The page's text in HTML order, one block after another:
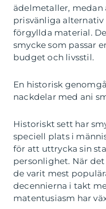
ädelmetaller, medan
prisvänliga
förgyllda material.
smycke som passar
budget och livsstil.
En historisk
nackdelar med ani
Historiskt sett har
speciell plats i
för att uttrycka sin
personlighet. När
de varit mest
decennierna i takt
matentusiasm har